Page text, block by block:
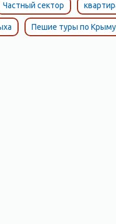
Частный сектор
Пешие туры по Крыму